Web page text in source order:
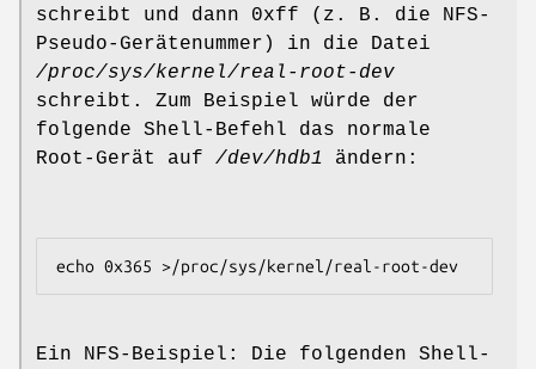
schreibt und dann 0xff (z. B. die NFS-
Pseudo-Gerätenummer) in die Datei
/proc/sys/kernel/real-root-dev
schreibt. Zum Beispiel würde der
folgende Shell-Befehl das normale
Root-Gerät auf /dev/hdb1 ändern:
Ein NFS-Beispiel: Die folgenden Shell-